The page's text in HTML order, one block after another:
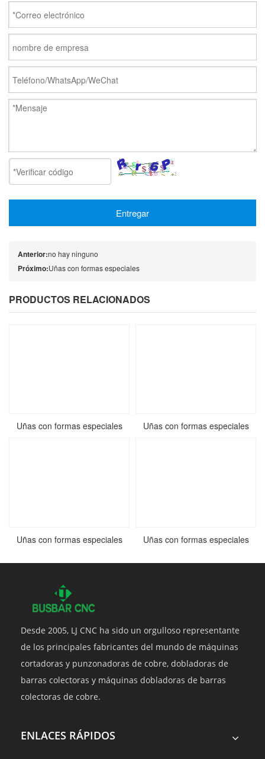
Entregar
Anterior:no hay ninguno
Próximo:Uñas con formas especiales
PRODUCTOS RELACIONADOS
Uñas con formas especiales Uñas con formas especiales
Uñas con formas especiales Uñas con formas especiales
Desde 2005, LJ CNC ha sido un orgulloso representante
de los principales fabricantes del mundo de máquinas
cortadoras y punzonadoras de cobre, dobladoras de
barras colectoras y máquinas dobladoras de barras
colectoras de cobre.
ENLACES RÁPIDOS